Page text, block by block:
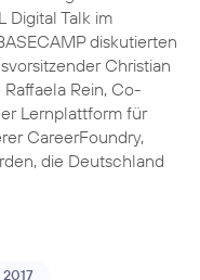
Digital Talk im
diskutierten
Christian
Rein, Co-
Lernplattform für
CareerFoundry,
die Deutschland